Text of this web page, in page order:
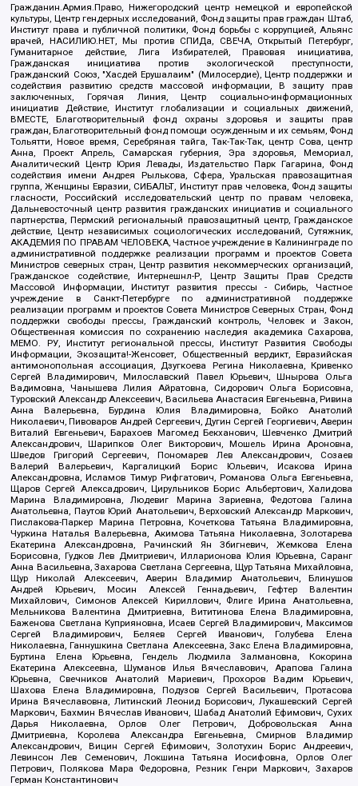
Гражданин.Армия.Право, Нижегородский центр немецкой и европейской
культуры, Центр гендерных исследований, Фонд защиты прав граждан Штаб,
Институт права и публичной политики, Фонд борьбы с коррупцией, Альянс
врачей, НАСИЛИЮ.НЕТ, Мы против СПИДа, СВЕЧА, Открытый Петербург,
Гуманитарное действие, Лига Избирателей, Правовая инициатива,
Гражданская инициатива против экологической преступности,
Гражданский Союз, "Хасдей Ерушалаим" (Милосердие), Центр поддержки и
содействия развитию средств массовой информации, В защиту прав
заключенных, Горячая Линия, Центр социально-информационных
инициатив Действие, Институт глобализации и социальных движений,
ВМЕСТЕ, Благотворительный фонд охраны здоровья и защиты прав
граждан, Благотворительный фонд помощи осужденным и их семьям, Фонд
Тольятти, Новое время, Серебряная тайга, Так-Так-Так, центр Сова, центр
Анна, Проект Апрель, Самарская губерния, Эра здоровья, Мемориал,
Аналитический Центр Юрия Левады, Издательство Парк Гагарина, Фонд
содействия имени Андрея Рылькова, Сфера, Уральская правозащитная
группа, Женщины Евразии, СИБАЛЬТ, Институт прав человека, Фонд защиты
гласности, Российский исследовательский центр по правам человека,
Дальневосточный центр развития гражданских инициатив и социального
партнерства, Пермский региональный правозащитный центр, Гражданское
действие, Центр независимых социологических исследований, Сутяжник,
АКАДЕМИЯ ПО ПРАВАМ ЧЕЛОВЕКА, Частное учреждение в Калининграде по
административной поддержке реализации программ и проектов Совета
Министров северных стран, Центр развития некоммерческих организаций,
Гражданское содействие, Интернешнл-Р, Центр Защиты Прав Средств
Массовой Информации, Институт развития прессы - Сибирь, Частное
учреждение в Санкт-Петербурге по административной поддержке
реализации программ и проектов Совета Министров Северных Стран, Фонд
поддержки свободы прессы, Гражданский контроль, Человек и Закон,
Общественная комиссия по сохранению наследия академика Сахарова,
МЕМО. РУ, Институт региональной прессы, Институт Развития Свободы
Информации, Экозащита!-Женсовет, Общественный вердикт, Евразийская
антимонопольная ассоциация, Дзугкоева Регина Николаевна, Кривенко
Сергей Владимирович, Милославский Павел Юрьевич, Шнырова Ольга
Вадимовна, Чанышева Лилия Айратовна, Сидорович Ольга Борисовна,
Туровский Александр Алексеевич, Васильева Анастасия Евгеньевна, Ривина
Анна Валерьевна, Бурдина Юлия Владимировна, Бойко Анатолий
Николаевич, Пивоваров Андрей Сергеевич, Дугин Сергей Георгиевич, Аверин
Виталий Евгеньевич, Барахоев Магомед Бекханович, Шевченко Дмитрий
Александрович, Шарипков Олег Викторович, Мошель Ирина Ароновна,
Шведов Григорий Сергеевич, Пономарев Лев Александрович, Созаев
Валерий Валерьевич, Каргалицкий Борис Юльевич, Исакова Ирина
Александровна, Исламов Тимур Рифгатович, Романова Ольга Евгеньевна,
Щаров Сергей Алексадрович, Цирульников Борис Альбертович, Халидова
Марина Владимировна, Людевиг Марина Зариевна, Федотова Галина
Анатольевна, Паутов Юрий Анатольевич, Верховский Александр Маркович,
Пислакова-Паркер Марина Петровна, Кочеткова Татьяна Владимировна,
Чуркина Наталья Валерьевна, Акимова Татьяна Николаевна, Золотарева
Екатерина Александровна, Рачинский Ян Збигневич, Жемкова Елена
Борисовна, Гудков Лев Дмитриевич, Илларионова Юлия Юрьевна, Саранг
Анна Васильевна, Захарова Светлана Сергеевна, Щур Татьяна Михайловна,
Щур Николай Алексеевич, Аверин Владимир Анатольевич, Блинушов
Андрей Юрьевич, Мосин Алексей Геннадьевич, Гефтер Валентин
Михайлович, Симонов Алексей Кириллович, Флиге Ирина Анатольевна,
Мельникова Валентина Дмитриевна, Вититинова Елена Владимировна,
Баженова Светлана Куприяновна, Исаев Сергей Владимирович, Максимов
Сергей Владимирович, Беляев Сергей Иванович, Голубева Елена
Николаевна, Ганнушкина Светлана Алексеевна, Закс Елена Владимировна,
Буртина Елена Юрьевна, Гендель Людмила Залмановна, Кокорина
Екатерина Алексеевна, Шуманов Илья Вячеславович, Арапова Галина
Юрьевна, Свечников Анатолий Мариевич, Прохоров Вадим Юрьевич,
Шахова Елена Владимировна, Подузов Сергей Васильевич, Протасова
Ирина Вячеславовна, Литинский Леонид Борисович, Лукашевский Сергей
Маркович, Бахмин Вячеслав Иванович, Шабад Анатолий Ефимович, Сухих
Дарья Николаевна, Орлов Олег Петрович, Добровольская Анна
Дмитриевна, Королева Александра Евгеньевна, Смирнов Владимир
Александрович, Вицин Сергей Ефимович, Золотухин Борис Андреевич,
Левинсон Лев Семенович, Локшина Татьяна Иосифовна, Орлов Олег
Петрович, Полякова Мара Федоровна, Резник Генри Маркович, Захаров
Герман Константинович